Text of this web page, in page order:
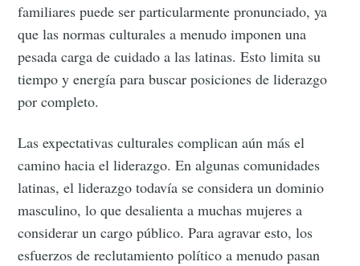
familiares puede ser particularmente pronunciado, ya
que las normas culturales a menudo imponen una
pesada carga de cuidado a las latinas. Esto limita su
tiempo y energía para buscar posiciones de liderazgo
por completo.
Las expectativas culturales complican aún más el
camino hacia el liderazgo. En algunas comunidades
latinas, el liderazgo todavía se considera un dominio
masculino, lo que desalienta a muchas mujeres a
considerar un cargo público. Para agravar esto, los
esfuerzos de reclutamiento político a menudo pasan